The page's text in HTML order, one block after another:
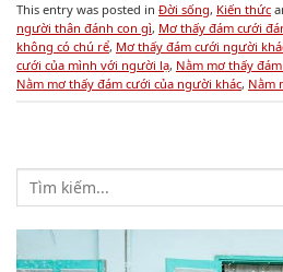
This entry was posted in Đời sống, Kiến thức
người thân đánh con gì, Mơ thấy đám cưới
không có chú rể, Mơ thấy đám cưới người
cưới của mình với người lạ, Nằm mơ thấy
Nằm mơ thấy đám cưới của người khác, Nằm